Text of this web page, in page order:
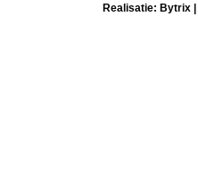
Realisatie: Bytrix